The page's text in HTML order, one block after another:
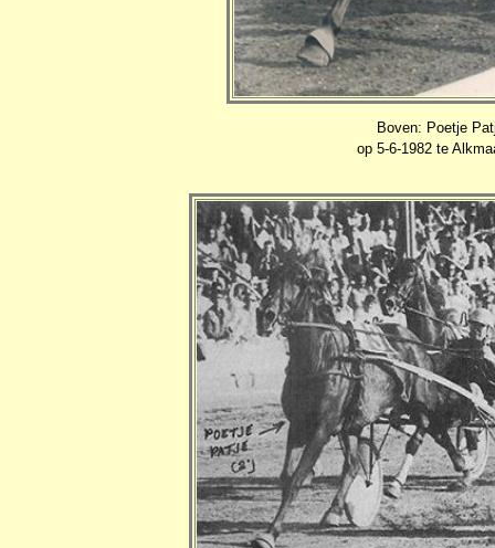
Boven: Poetje
op 5-6-1982 te